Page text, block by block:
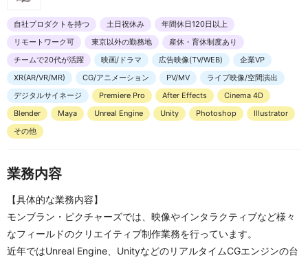
自社プロダクトを持つ 土日祝休み
年間休日120日以上
リモートワーク可
東京以外の勤務地
産休・育休制度あり
チームで20代が活躍
映画/ドラマ 広告映像(TV/WEB)
企業VP
XR(AR/VR/MR)
CG/アニメーション PV/MV
ライブ映像/空間演出
デジタルサイネージ
Premiere Pro After Effects
Cinema 4D
Blender
Maya Unreal Engine Unity Photoshop
Illustrator
その他
業務内容
【具体的な業務内容】
モンブラン・ピクチャーズでは、映像やインタラクティブなど様々
なフィールドのクリエイティブ制作業務を行っています。
近年ではUnreal Engine、UnityなどのリアルタイムCGエンジンの台